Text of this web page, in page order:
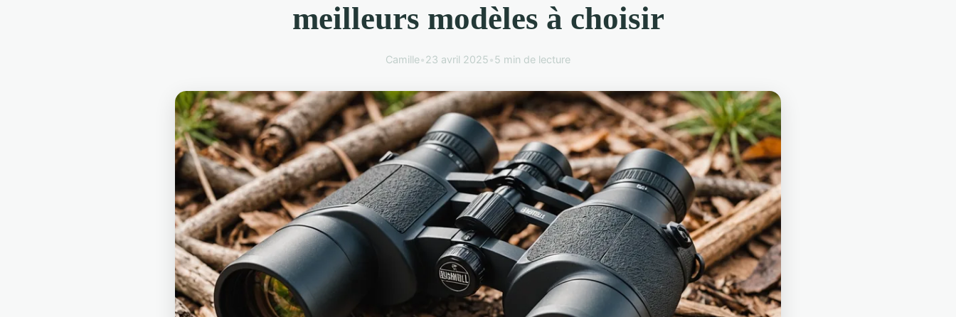
meilleurs modèles à choisir
Camille•23 avril 2025•5 min de lecture